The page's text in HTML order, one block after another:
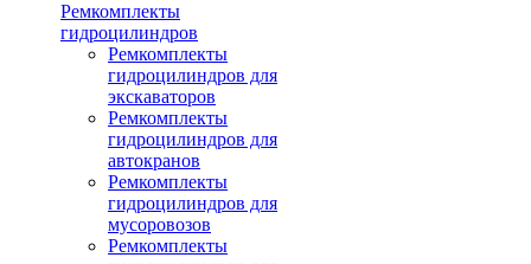
Ремкомплекты
гидроцилиндров
Ремкомплекты
гидроцилиндров для
экскаваторов
Ремкомплекты
гидроцилиндров для
автокранов
Ремкомплекты
гидроцилиндров для
мусоровозов
Ремкомплекты